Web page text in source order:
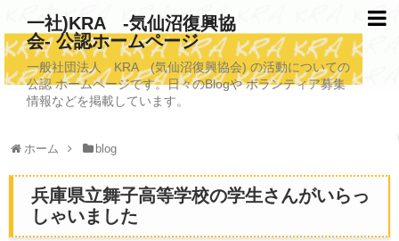
一社)KRA -気仙沼復興協
会- 公認ホームページ
一般社団法人 KRA (気仙沼復興協会) の活動についての
公認 ホームページです。日々のBlogや ボランティア募集
情報などを掲載しています。
ホーム blog
兵庫県立舞子高等学校の学生さんがいらっ
しゃいました
TOPページ
KRAについて
写真救済事業